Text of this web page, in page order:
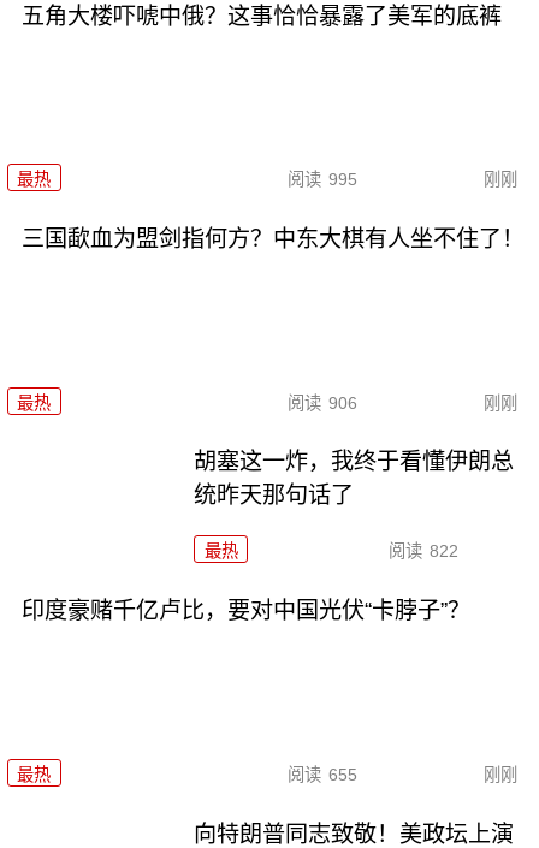
五角大楼吓唬中俄？这事恰恰暴露了美军的底裤
最热 阅读 995 刚刚
三国歃血为盟剑指何方？中东大棋有人坐不住了！
最热 阅读 906 刚刚
胡塞这一炸，我终于看懂伊朗总
统昨天那句话了
最热 阅读 822
印度豪赌千亿卢比，要对中国光伏“卡脖子”？
最热 阅读 655 刚刚
向特朗普同志致敬！美政坛上演